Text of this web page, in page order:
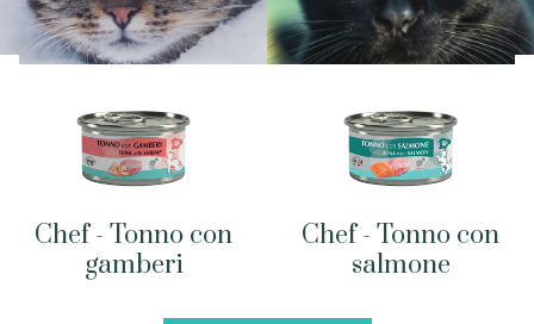
Chef - Tonno con
gamberi
Chef - Tonno con
salmone